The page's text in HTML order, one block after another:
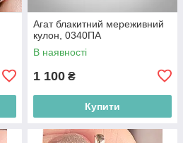
Агат блакитний мереживний
кулон, 0340ПА
В наявності
1 100 ₴
Купити